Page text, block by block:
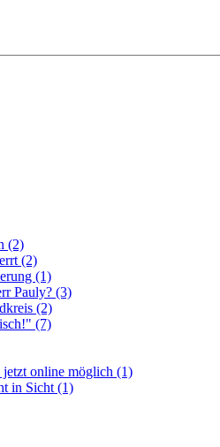
(2)
(2)
(1)
Pauly? (3)
(2)
(7)
online möglich (1)
in Sicht (1)